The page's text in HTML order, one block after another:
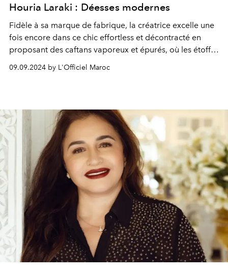
Houria Laraki : Déesses modernes
Fidèle à sa marque de fabrique, la créatrice excelle une
fois encore dans ce chic effortless et décontracté en
proposant des caftans vaporeux et épurés, où les étoffes
de soie voluptueuses et raffinées se marient aux
paillettes pour créer une silhouette absolument divine.
09.09.2024 by L'Officiel Maroc